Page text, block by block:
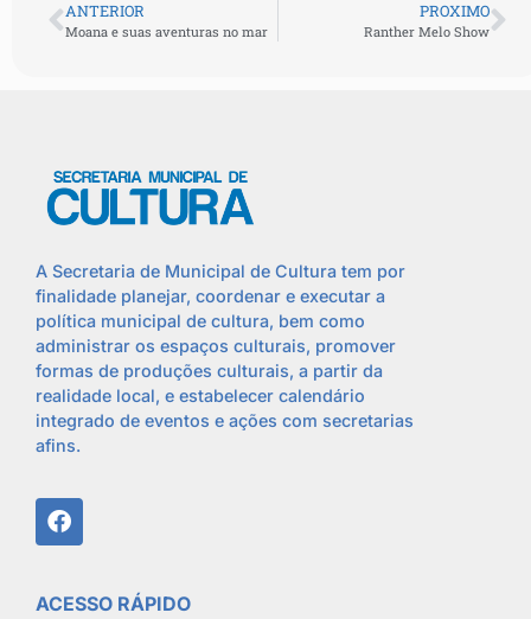
ANTERIOR
Moana e suas aventuras no mar
PROXIMO
Ranther Melo Show
A Secretaria de Municipal de Cultura tem por
finalidade planejar, coordenar e executar a
política municipal de cultura, bem como
administrar os espaços culturais, promover
formas de produções culturais, a partir da
realidade local, e estabelecer calendário
integrado de eventos e ações com secretarias
afins.
ACESSO RÁPIDO